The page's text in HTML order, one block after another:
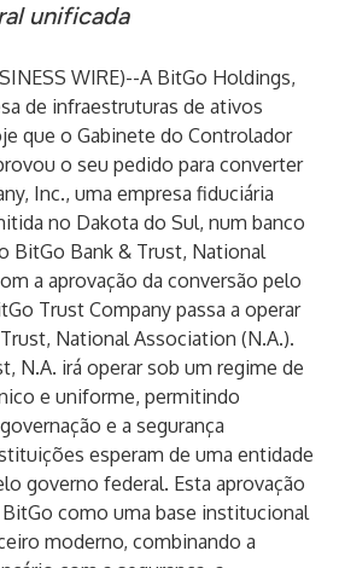
unificada
WIRE)--A BitGo Holdings,
de infraestruturas de ativos
que o Gabinete do Controlador
o seu pedido para converter
Inc., uma empresa fiduciária
no Dakota do Sul, num banco
BitGo Bank & Trust, National
a aprovação da conversão pelo
Trust Company passa a operar
National Association (N.A.).
N.A. irá operar sob um regime de
e uniforme, permitindo
e a segurança
esperam de uma entidade
governo federal. Esta aprovação
como uma base institucional
moderno, combinando a